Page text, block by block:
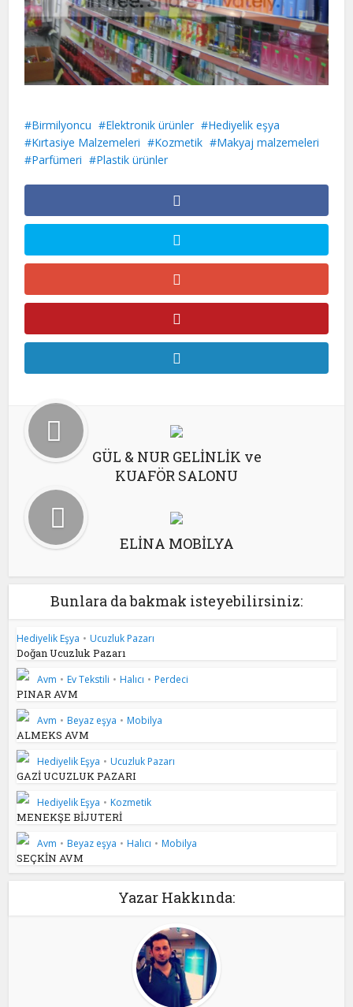
Birmilyoncu Elektronik ürünler
Hediyelik eşya
Kırtasiye Malzemeleri
Kozmetik
Makyaj malzemeleri
Parfümeri
Plastik ürünler
GÜL & NUR GELİNLİK ve
KUAFÖR SALONU
ELİNA MOBİLYA
Bunlara da bakmak isteyebilirsiniz:
Hediyelik Eşya • Ucuzluk Pazarı
Doğan Ucuzluk Pazarı
Avm • Ev Tekstili • Halıcı • Perdeci
PINAR AVM
Avm • Beyaz eşya • Mobilya
ALMEKS AVM
Hediyelik Eşya • Ucuzluk Pazarı
GAZİ UCUZLUK PAZARI
Hediyelik Eşya • Kozmetik
MENEKŞE BİJUTERİ
Avm • Beyaz eşya • Halıcı • Mobilya
SEÇKİN AVM
Yazar Hakkında: